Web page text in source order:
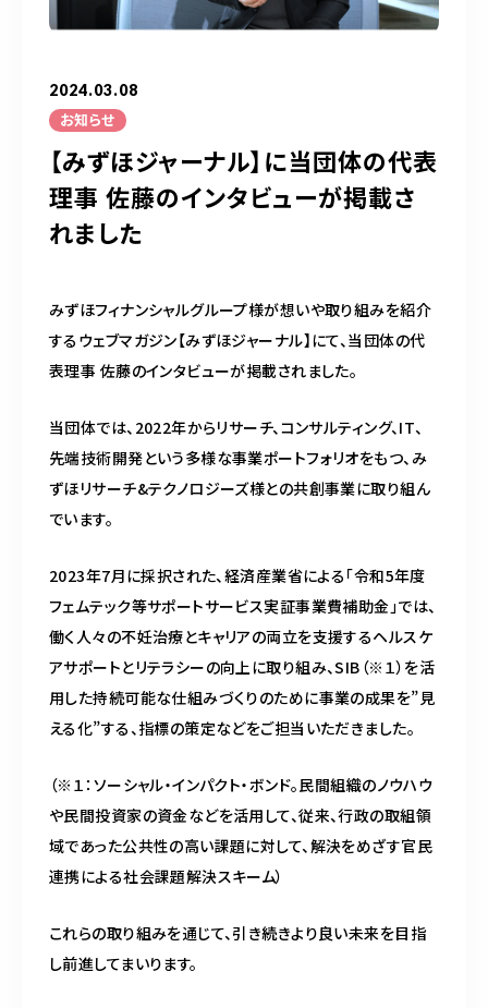
2024.03.08
お知らせ
【みずほジャーナル】に当団体の代表
理事 佐藤のインタビューが掲載さ
れました
みずほフィナンシャルグループ様が想いや取り組みを紹介
するウェブマガジン【みずほジャーナル】にて、当団体の代
表理事 佐藤のインタビューが掲載されました。
当団体では、2022年からリサーチ、コンサルティング、IT、
先端技術開発という多様な事業ポートフォリオをもつ、み
ずほリサーチ&テクノロジーズ様との共創事業に取り組ん
でいます。
2023年7月に採択された、経済産業省による「令和5年度
フェムテック等サポートサービス実証事業費補助金」では、
働く人々の不妊治療とキャリアの両立を支援するヘルスケ
アサポートとリテラシーの向上に取り組み、SIB（※１）を活
用した持続可能な仕組みづくりのために事業の成果を”見
える化”する、指標の策定などをご担当いただきました。
（※１：ソーシャル・インパクト・ボンド。民間組織のノウハウ
や民間投資家の資金などを活用して、従来、行政の取組領
域であった公共性の高い課題に対して、解決をめざす官民
連携による社会課題解決スキーム）
これらの取り組みを通じて、引き続きより良い未来を目指
し前進してまいります。
営業時間
お問い合わせはこちら